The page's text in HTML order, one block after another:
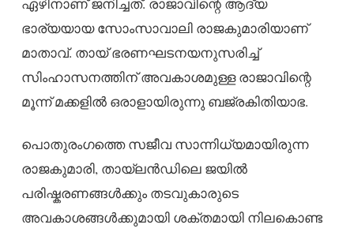
ഭാര്യയായ സോംസാവാലി രാജകുമാരിയാണ്
മാതാവ്. തായ് ഭരണഘടനയനുസരിച്ച്
സിംഹാസനത്തിന് അവകാശമുള്ള രാജാവിന്റെ
മൂന്ന് മക്കളിൽ ഒരാളായിരുന്നു ബജ്രകിതിയാഭ.
പൊതുരംഗത്തെ സജീവ സാന്നിധ്യമായിരുന്ന
രാജകുമാരി, തായ്‌ലൻഡിലെ ജയിൽ
പരിഷ്കരണങ്ങൾക്കും തടവുകാരുടെ
അവകാശങ്ങൾക്കുമായി ശക്തമായി നിലകൊണ്ട